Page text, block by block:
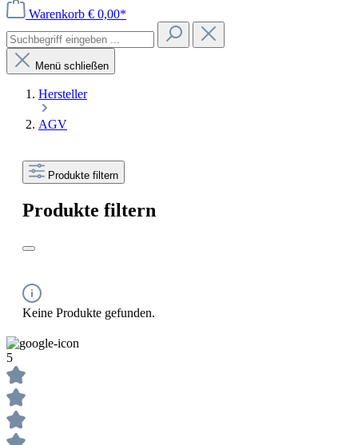
Warenkorb € 0,00*
Menü schließen
Hersteller
AGV
Produkte filtern
Produkte filtern
Keine Produkte gefunden.
5